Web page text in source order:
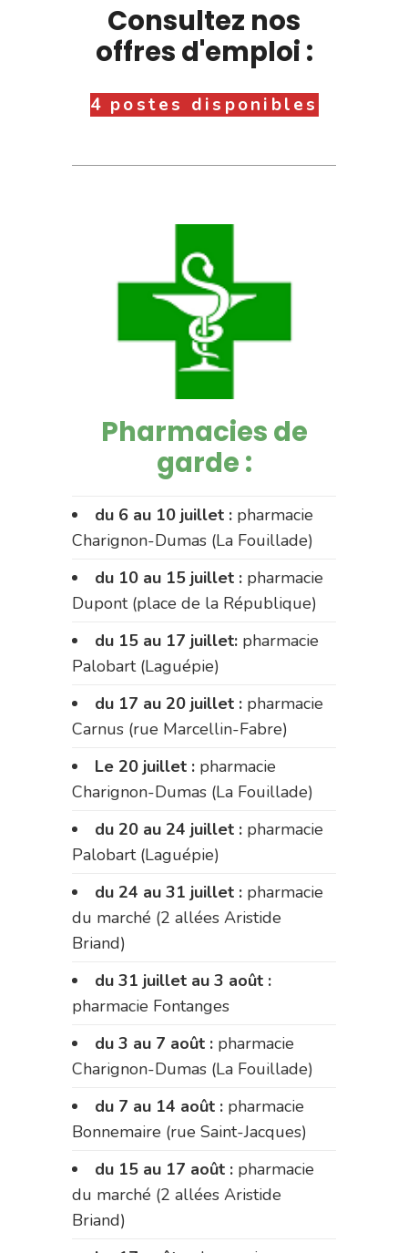
Consultez nos
offres d'emploi :
4 postes disponibles
Pharmacies de
garde :
du 6 au 10 juillet : pharmacie
Charignon-Dumas (La Fouillade)
du 10 au 15 juillet : pharmacie
Dupont (place de la République)
du 15 au 17 juillet: pharmacie
Palobart (Laguépie)
du 17 au 20 juillet : pharmacie
Carnus (rue Marcellin-Fabre)
Le 20 juillet : pharmacie
Charignon-Dumas (La Fouillade)
du 20 au 24 juillet : pharmacie
Palobart (Laguépie)
du 24 au 31 juillet : pharmacie
du marché (2 allées Aristide
Briand)
du 31 juillet au 3 août :
pharmacie Fontanges
du 3 au 7 août : pharmacie
Charignon-Dumas (La Fouillade)
du 7 au 14 août : pharmacie
Bonnemaire (rue Saint-Jacques)
du 15 au 17 août : pharmacie
du marché (2 allées Aristide
Briand)